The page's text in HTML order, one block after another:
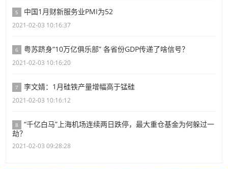
5 中国1月财新服务业PMI为52
2021-02-03 10:16:37
6 粤苏跻身“10万亿俱乐部” 各省份GDP传递了啥信号？
2021-02-03 10:16:20
7 李文婧：1月硅铁产量增幅高于锰硅
2021-02-03 10:16:12
8
“千亿白马”上海机场连续两日跌停，最大重仓基金为何躲过一
劫？
2021-02-03 09:28:28